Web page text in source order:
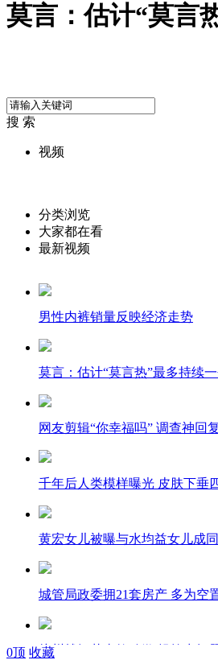
莫言：估计“莫言
搜 索
视频
分类浏览
大家都在看
最新视频
男性内裤销量反映经济走势
莫言：估计“莫言热”最多持续一
网友剪辑“你幸福吗” 调查神回
千年后人类模样曝光 皮肤下垂
黄宏女儿被曝与水均益女儿成
城管局政委拥21套房产 多为空
杭州就烟花事故致歉 操控出问题
0顶 收藏